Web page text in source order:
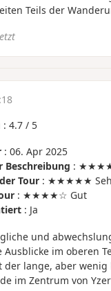
Teils der
: 4.7/ 5
: 06. Apr 2025
Beschreibung :
Tour: ★★★★★
: ★★★★☆ Gut
: Ja
und
im oberen
lange, aber
im Zentrum von